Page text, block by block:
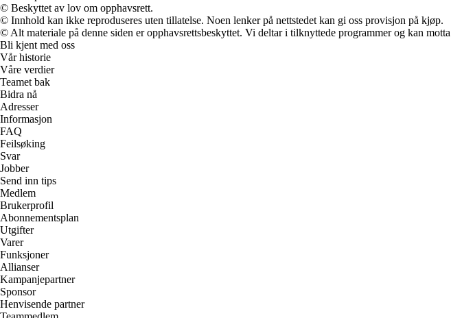
© Beskyttet av lov om opphavsrett.
© Innhold kan ikke reproduseres uten tillatelse. Noen lenker på nettstedet kan gi oss provisjon på kjøp.
© Alt materiale på denne siden er opphavsrettsbeskyttet. Vi deltar i tilknyttede programmer og kan
Bli kjent med oss
Vår historie
Våre verdier
Teamet bak
Bidra nå
Adresser
Informasjon
FAQ
Feilsøking
Svar
Jobber
Send inn tips
Medlem
Brukerprofil
Abonnementsplan
Utgifter
Varer
Funksjoner
Allianser
Kampanjepartner
Sponsor
Henvisende partner